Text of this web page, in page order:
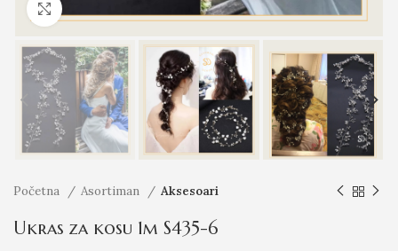
Početna Asortiman Aksesoari
Ukras za kosu 1m S435-6